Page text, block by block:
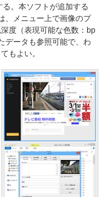
。本ソフトが追加する
、メニュー上で画像のプ
度（表現可能な色数：bp
データも参照可能で、わ
もよい。